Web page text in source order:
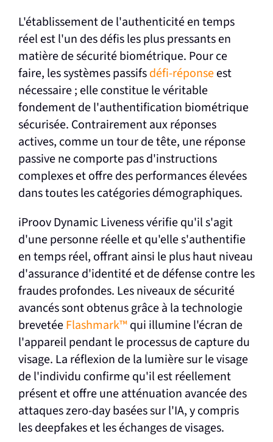
L'établissement de l'authenticité en temps
réel est l'un des défis les plus pressants en
matière de sécurité biométrique. Pour ce
faire, les systèmes passifsdéfi-réponseest
nécessaire ; elle constitue le véritable
fondement de l'authentification biométrique
sécurisée. Contrairement aux réponses
actives, comme un tour de tête, une réponse
passive ne comporte pas d'instructions
complexes et offre des performances élevées
dans toutes les catégories démographiques.
iProov Dynamic Liveness vérifie qu'il s'agit
d'une personne réelle et qu'elle s'authentifie
en temps réel, offrant ainsi le plus haut niveau
d'assurance d'identité et de défense contre les
fraudes profondes. Les niveaux de sécurité
avancés sont obtenus grâce à la technologie
brevetéeFlashmark™qui illumine l'écran de
l'appareil pendant le processus de capture du
visage. La réflexion de la lumière sur le visage
de l'individu confirme qu'il est réellement
présent et offre une atténuation avancée des
attaques zero-day basées sur l'IA, y compris
les deepfakes et les échanges de visages.